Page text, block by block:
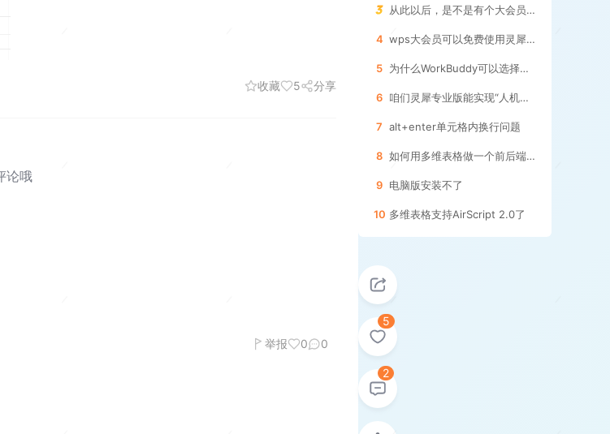
收藏 5 分享
5
2
论哦
举报 0 0
从此以后，是不是有个大会员PRO版本了？
4 wps大会员可以免费使用灵犀专业版吗
5 为什么WorkBuddy可以选择思考的深度而灵犀没有
6 咱们灵犀专业版能实现“人机双写”功能吗？
7 alt+enter单元格内换行问题
8 如何用多维表格做一个前后端交互的管理界面
9 电脑版安装不了
10 多维表格支持AirScript 2.0了